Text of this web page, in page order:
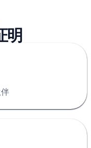
明